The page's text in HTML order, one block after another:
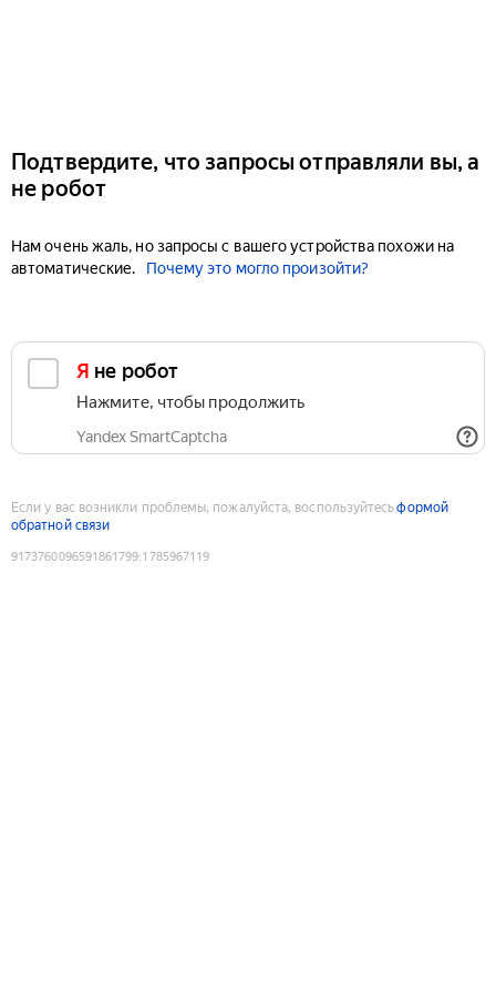
Подтвердите, что запросы отправляли вы, а
не робот
Нам очень жаль, но запросы с вашего устройства похожи на
автоматические.
Почему это могло произойти?
Я не робот
Нажмите, чтобы продолжить
Yandex SmartCaptcha
Если у вас возникли проблемы, пожалуйста, воспользуйтесьформой
обратной связи
9173760096591861799:1785967119